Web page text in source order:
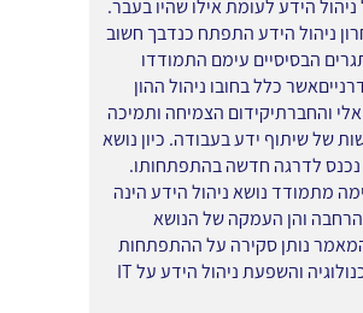
הידע לעומת אילו שהיו בעבר.
ניהול הידע התפתח כנדבך חשוב
הבסיסיים עימם התמודדו
כלל בחובו ניהול ההון
והחברתיקידום הצמיחה ותמיכה
של שיתוף ידע בעבודה. כיון נושא
נכנס לדרגה חדשה בהתפתחותו.
מתמודד נושא ניהול הידע הינה
והן העמקה של הנושא
נותן סקירה על ההתפתחות
הצפויה בטכנולוגיה והשפעת ניהול הידע על IT